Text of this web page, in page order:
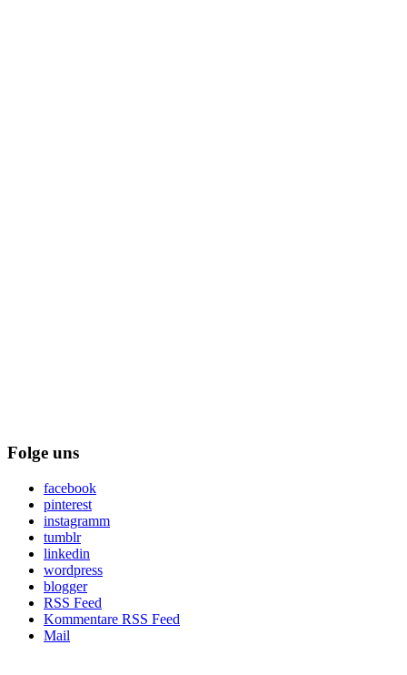
Folge uns
facebook
pinterest
instagramm
tumblr
linkedin
wordpress
blogger
RSS Feed
Kommentare RSS Feed
Mail